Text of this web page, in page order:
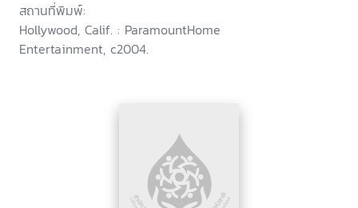
สถานที่พิมพ์:
Hollywood, Calif. : ParamountHome
Entertainment, c2004.